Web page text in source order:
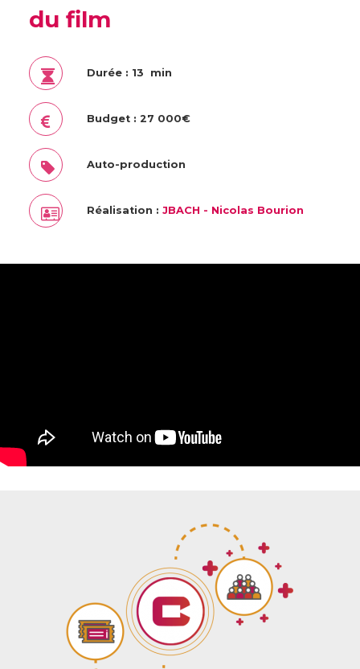
du film
Durée : 13 min
Budget : 27 000€
Auto-production
Réalisation : JBACH - Nicolas Bourion